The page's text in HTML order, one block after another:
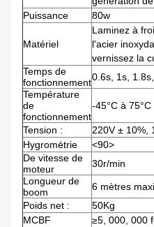
Puissance
80w
Matériel
Laminez à
l'acier
vernissez la
Temps de
fonctionnement0.6s, 1s,
Température
de
fonctionnement
-45°C à 75°C
Tension :
220V ± 10%,
Hygrométrie
<90>
De vitesse de
moteur
30r/min
Longueur de
boom
6 mètres
Poids net :
50Kg
MCBF
≥5, 000, 000